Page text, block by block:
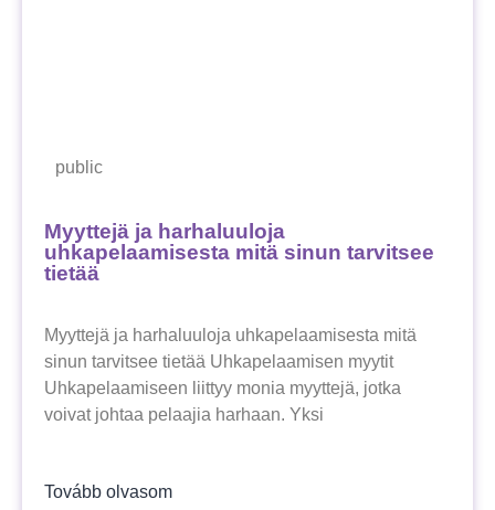
public
Myyttejä ja harhaluuloja
uhkapelaamisesta mitä sinun tarvitsee
tietää
Myyttejä ja harhaluuloja uhkapelaamisesta mitä
sinun tarvitsee tietää Uhkapelaamisen myytit
Uhkapelaamiseen liittyy monia myyttejä, jotka
voivat johtaa pelaajia harhaan. Yksi
Tovább olvasom